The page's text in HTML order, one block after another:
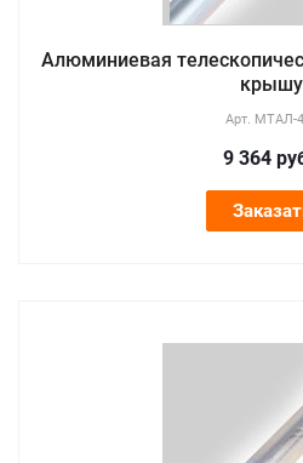
Алюминиевая
крышу
Арт. МТАЛ-
9 364